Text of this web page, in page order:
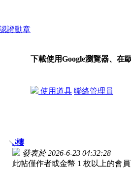
下載使用Google瀏覽器、在
使用道具 聯絡管理員
5樓
發表於 2026-6-23 04:32:28
此帖僅作者或金幣 1 枚以上的會